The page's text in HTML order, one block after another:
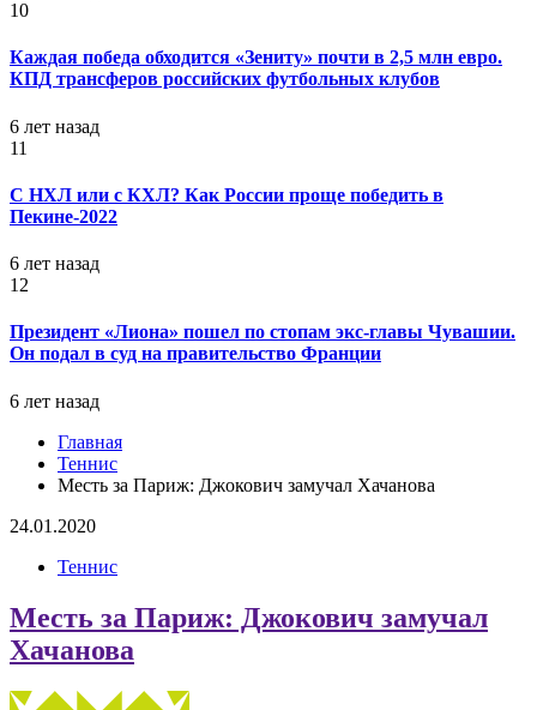
10
Каждая победа обходится «Зениту» почти в 2,5 млн евро.
КПД трансферов российских футбольных клубов
6 лет назад
11
С НХЛ или с КХЛ? Как России проще победить в
Пекине-2022
6 лет назад
12
Президент «Лиона» пошел по стопам экс-главы Чувашии.
Он подал в суд на правительство Франции
6 лет назад
Главная
Теннис
Месть за Париж: Джокович замучал Хачанова
24.01.2020
Теннис
Месть за Париж: Джокович замучал
Хачанова